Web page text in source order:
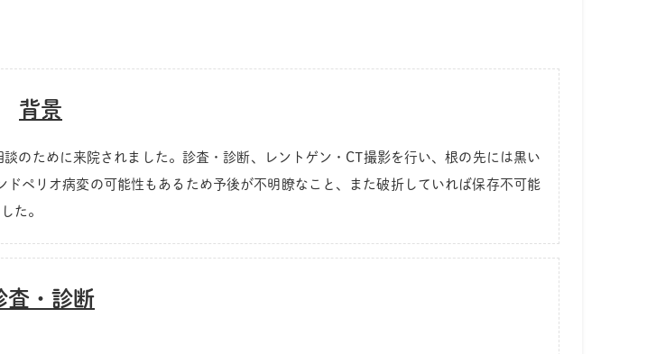
背景
のために来院されました。診査・診断、レントゲン・CT撮影を行い、根の先には黒い
ペリオ病変の可能性もあるため予後が不明瞭なこと、また破折していれば保存不可能
た。
査・診断